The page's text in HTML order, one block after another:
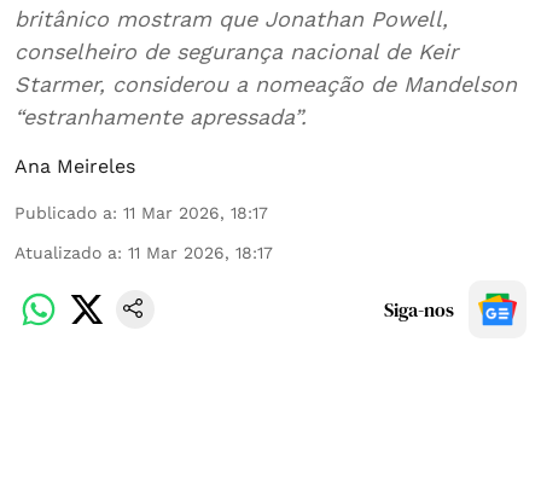
britânico mostram que Jonathan Powell,
conselheiro de segurança nacional de Keir
Starmer, considerou a nomeação de Mandelson
“estranhamente apressada”.
Ana Meireles
Publicado a: 11 Mar 2026, 18:17
Atualizado a: 11 Mar 2026, 18:17
Siga-nos